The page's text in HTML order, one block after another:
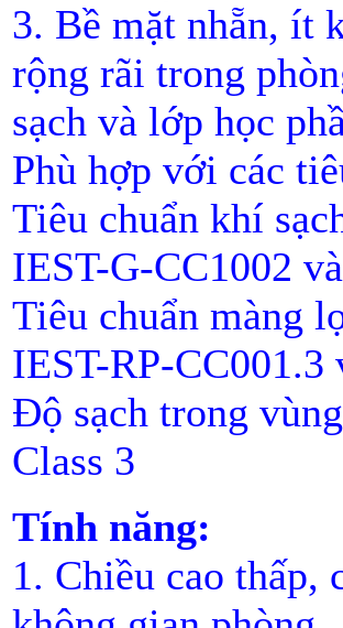
3. Bề mặt nhẵn, ít
rộng rãi trong
sạch và lớp học
Phù hợp với các
Tiêu chuẩn khí
IEST-G-CC1002
Tiêu chuẩn màng
IEST-RP-CC001.3
Độ sạch trong
Class 3
Tính năng:
1. Chiều cao thấp,